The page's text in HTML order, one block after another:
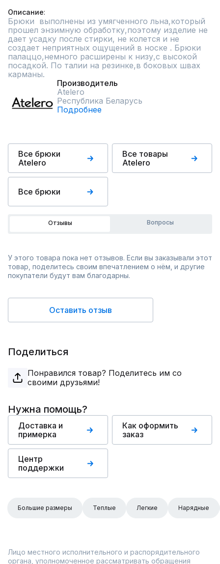
Описание
Брюки  выполнены из умягченного льна,который
прошел энзимную обработку,поэтому изделие не
дает усадку после стирки, не колется и не
создает неприятных ощущений в носке . Брюки
палаццо,немного расширены к низу,с высокой
посадкой. По талии на резинке,в боковых швах
карманы.
Производитель
Atelero
Республика Беларусь
Подробнее
Все брюки
Atelero
Все товары
Atelero
Все брюки
Отзывы Вопросы
У этого товара пока нет отзывов. Если вы заказывали этот
товар, поделитесь своим впечатлением о нём, и другие
покупатели будут вам благодарны.
Оставить отзыв
Поделиться
Понравился товар? Поделитесь им со
своими друзьями!
Нужна помощь?
Доставка и
примерка
Как оформить
заказ
Центр
поддержки
Большие размеры Теплые Легкие Нарядные
Лицо местного исполнительного и распорядительного
органа, уполномоченное рассматривать обращения